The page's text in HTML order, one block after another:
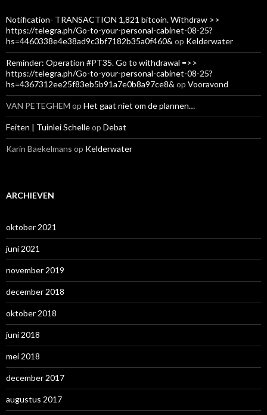
Notification- TRANSACTION 1,821 bitcoin. Withdraw >>
https://telegra.ph/Go-to-your-personal-cabinet-08-25?
hs=4460338e4e38ad9c3bf7182b35a0f460& op Kelderwater
Reminder: Operation #PT35. Go to withdrawal =>>
https://telegra.ph/Go-to-your-personal-cabinet-08-25?
hs=4367312ee25f83eb5b91a7e0b8a97ce8& op Vooravond
VAN PETEGHEM op Het gaat niet om de plannen…
Feiten | Tuinlei Schelleop Debat
Karin Baekelmans op Kelderwater
ARCHIEVEN
oktober 2021
juni 2021
november 2019
december 2018
oktober 2018
juni 2018
mei 2018
december 2017
augustus 2017